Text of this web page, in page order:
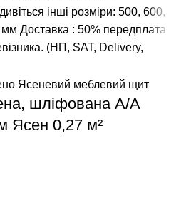
інші розміри: 500, 600,
мм Доставка : 50% передплата
(НП, SAT, Delivery,
шліфована А/А
Ясен 0,27 м²